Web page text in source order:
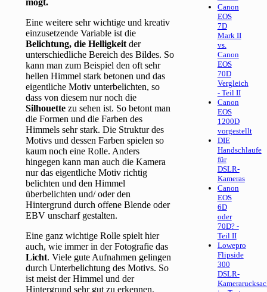
mögt.
Eine weitere sehr wichtige und kreativ
einzusetzende Variable ist die
Belichtung, die Helligkeit der
unterschiedliche Bereich des Bildes. So
kann man zum Beispiel den oft sehr
hellen Himmel stark betonen und das
eigentliche Motiv unterbelichten, so
dass von diesem nur noch die
Silhouette zu sehen ist. So betont man
die Formen und die Farben des
Himmels sehr stark. Die Struktur des
Motivs und dessen Farben spielen so
kaum noch eine Rolle. Anders
hingegen kann man auch die Kamera
nur das eigentliche Motiv richtig
belichten und den Himmel
überbelichten und/ oder den
Hintergrund durch offene Blende oder
EBV unscharf gestalten.
Eine ganz wichtige Rolle spielt hier
auch, wie immer in der Fotografie das
Licht. Viele gute Aufnahmen gelingen
durch Unterbelichtung des Motivs. So
ist meist der Himmel und der
Hintergrund sehr gut zu erkennen.
Canon
EOS
7D
Mark II
vs.
Canon
EOS
70D
Vergleich
- Teil II
Canon
EOS
1200D
vorgestellt
DIE
Handschlaufe
für
DSLR-
Kameras
Canon
EOS
6D
oder
70D? -
Teil II
Lowepro
Flipside
300
DSLR-